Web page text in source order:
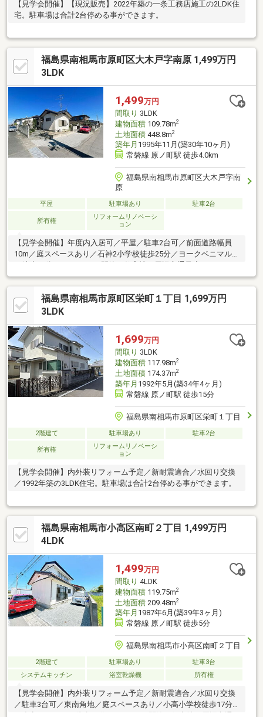
【見学会開催】【現況販売】2022年築の一条工務店施工の2LDK住
宅。駐車場は合計2台停める事ができます。
福島県南相馬市原町区大木戸字南原 1,499万円
3LDK
1,499万円
間取り 3LDK
建物面積109.78m2
土地面積448.8m2
築年月 1995年11月(築30年10ヶ月)
常磐線 原ノ町駅 徒歩4.0km
福島県南相馬市原町区大木戸字南
原
平屋 駐車場あり 駐車2台
所有権
リフォームリノベーシ
ョン
【見学会開催】年度内入居可／平屋／駐車2台可／前面道路幅員
10m／庭スペースあり／石神2小学校徒歩25分／ヨークベニマルま
福島県南相馬市原町区栄町１丁目 1,699万円
3LDK
1,699万円
間取り 3LDK
建物面積117.98m2
土地面積174.37m2
築年月 1992年5月(築34年4ヶ月)
常磐線 原ノ町駅 徒歩15分
福島県南相馬市原町区栄町１丁目
2階建て 駐車場あり 駐車2台
所有権
リフォームリノベーシ
ョン
【見学会開催】内外装リフォーム予定／新耐震適合／水回り交換
／1992年築の3LDK住宅。駐車場は合計2台停める事ができます。
福島県南相馬市小高区南町２丁目 1,499万円
4LDK
1,499万円
間取り 4LDK
建物面積119.75m2
土地面積209.48m2
築年月 1987年6月(築39年3ヶ月)
常磐線 原ノ町駅 徒歩5分
福島県南相馬市小高区南町２丁目
2階建て 駐車場あり
駐車3台
システムキッチン
浴室乾燥機 所有権
【見学会開催】内外装リフォーム予定／新耐震適合／水回り交換
／駐車3台可／東南角地／庭スペースあり／小高小学校徒歩17分